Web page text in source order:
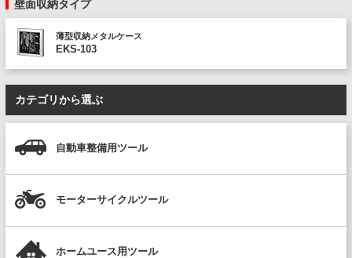
壁面収納タイプ
薄型収納メタルケース
EKS-103
カテゴリから選ぶ
自動車整備用ツール
モーターサイクルツール
ホームユース用ツール